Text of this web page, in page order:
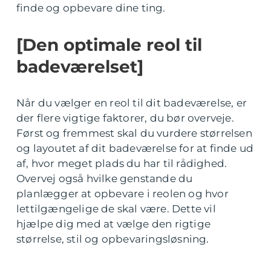
finde og opbevare dine ting.
[Den optimale reol til
badeværelset]
Når du vælger en reol til dit badeværelse, er
der flere vigtige faktorer, du bør overveje.
Først og fremmest skal du vurdere størrelsen
og layoutet af dit badeværelse for at finde ud
af, hvor meget plads du har til rådighed.
Overvej også hvilke genstande du
planlægger at opbevare i reolen og hvor
lettilgængelige de skal være. Dette vil
hjælpe dig med at vælge den rigtige
størrelse, stil og opbevaringsløsning.